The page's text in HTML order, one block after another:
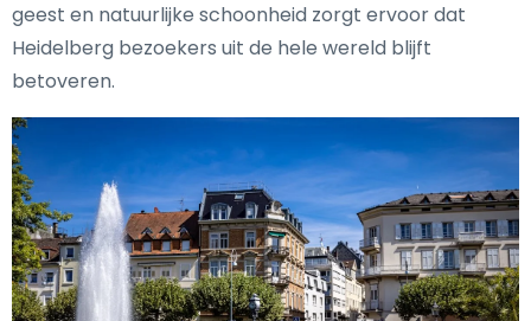
geest en natuurlijke schoonheid zorgt ervoor dat
Heidelberg bezoekers uit de hele wereld blijft
betoveren.